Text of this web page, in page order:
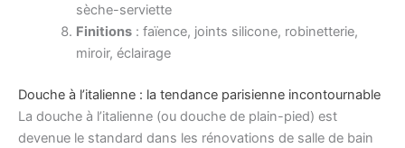
sèche-serviette
Finitions: faïence, joints silicone, robinetterie,
miroir, éclairage
Douche à l’italienne : la tendance parisienne incontournable
La douche à l’italienne (ou douche de plain-pied) est
devenue le standard dans les rénovations de salle de bain